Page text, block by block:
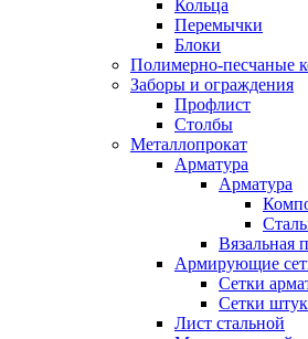
Кольца
Перемычки
Блоки
Полимерно-песчаные
Заборы и ограждения
Профлист
Столбы
Металлопрокат
Арматура
Арматура
Вязальная
Армирующие
Сетки
Сетки
Лист стальной